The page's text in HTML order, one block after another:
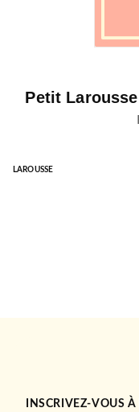
Petit
LAROUSSE
INSCRIVEZ-VOUS